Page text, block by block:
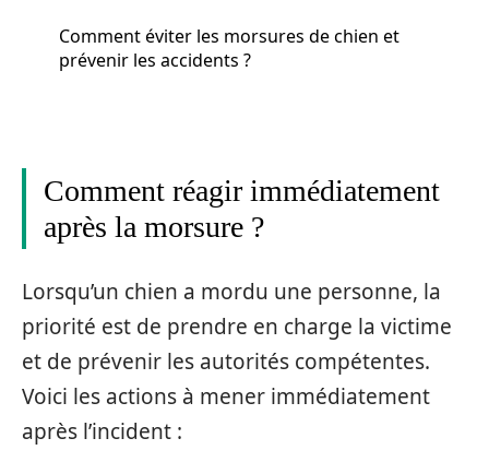
Comment éviter les morsures de chien et
prévenir les accidents ?
Comment réagir immédiatement
après la morsure ?
Lorsqu’un chien a mordu une personne, la
priorité est de prendre en charge la victime
et de prévenir les autorités compétentes.
Voici les actions à mener immédiatement
après l’incident :